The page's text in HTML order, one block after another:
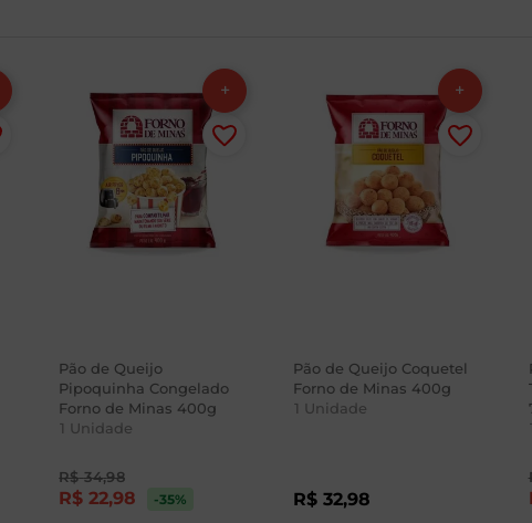
Pão de Queijo
Pipoquinha Congelado
Forno de Minas 400g
1 Unidade
R$ 34,98
R$ 22,98 -35%
Pão de Queijo Coquetel
Forno de Minas 400g
1 Unidade
R$ 32,98
1